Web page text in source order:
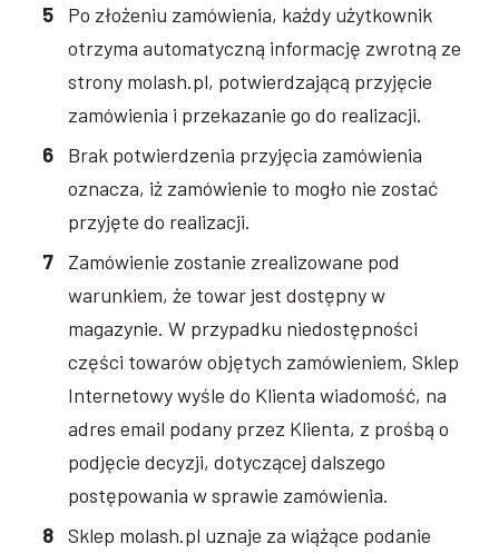
Po złożeniu zamówienia, każdy użytkownik
otrzyma automatyczną informację zwrotną ze
strony molash.pl, potwierdzającą przyjęcie
zamówienia i przekazanie go do realizacji.
Brak potwierdzenia przyjęcia zamówienia
oznacza, iż zamówienie to mogło nie zostać
przyjęte do realizacji.
Zamówienie zostanie zrealizowane pod
warunkiem, że towar jest dostępny w
magazynie. W przypadku niedostępności
części towarów objętych zamówieniem, Sklep
Internetowy wyśle do Klienta wiadomość, na
adres email podany przez Klienta, z prośbą o
podjęcie decyzji, dotyczącej dalszego
postępowania w sprawie zamówienia.
Sklep molash.pl uznaje za wiążące podanie